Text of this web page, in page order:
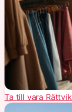
Ta till vara